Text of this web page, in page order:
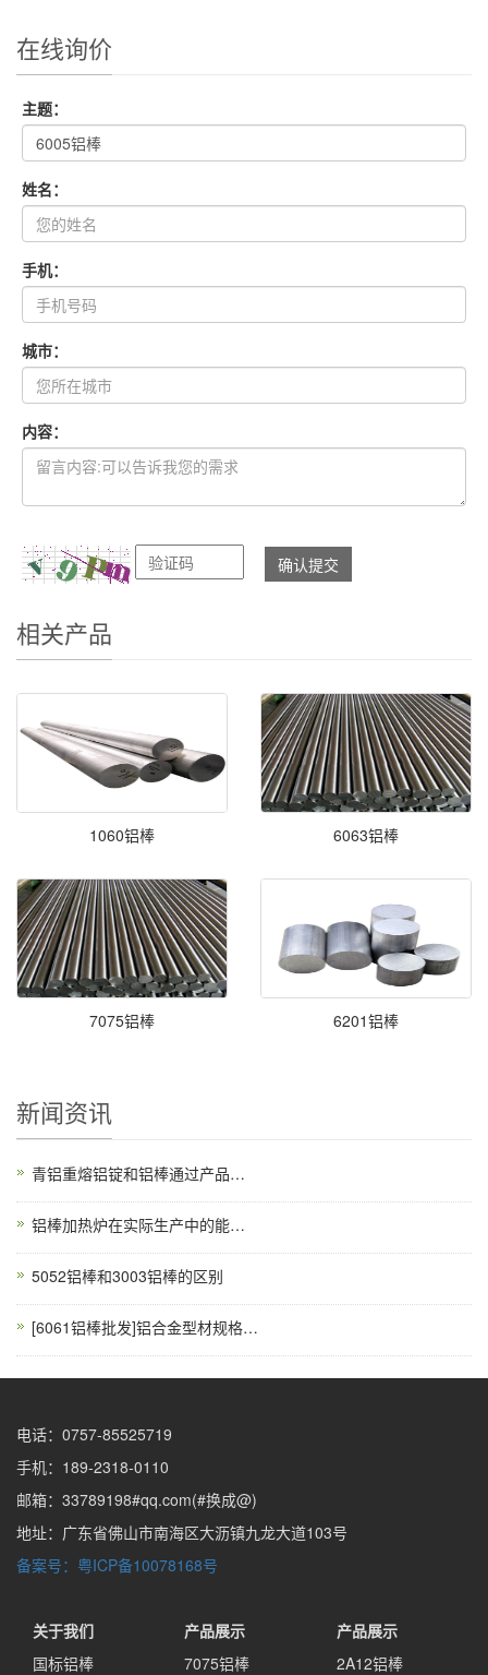
在线询价
主题：
姓名：
手机：
城市：
内容：
相关产品
1060铝棒 6063铝棒
7075铝棒 6201铝棒
新闻资讯
青铝重熔铝锭和铝棒通过产品碳足迹核查认证​
铝棒加热炉在实际生产中的能耗控制（1）
5052铝棒和3003铝棒的区别
[6061铝棒批发]铝合金型材规格，铝材价格及型号详解
电话：0757-85525719
手机：189-2318-0110
邮箱：33789198#qq.com(#换成@)
地址：广东省佛山市南海区大沥镇九龙大道103号
备案号：粤ICP备10078168号
关于我们
国标铝棒
产品展示
7075铝棒
产品展示
2A12铝棒